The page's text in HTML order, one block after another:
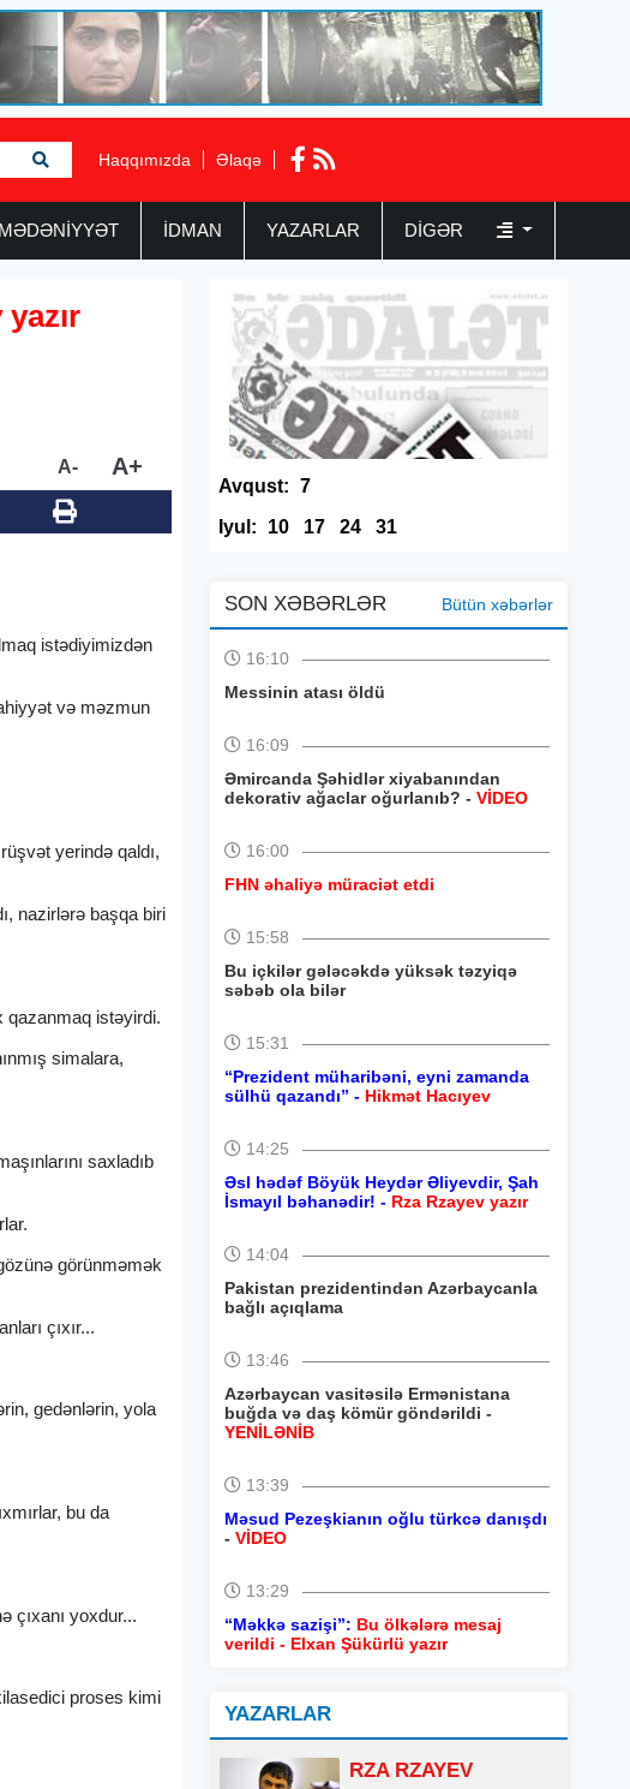
Haqqımızda Əlaqə
MƏDƏNİYYƏT İDMAN YAZARLAR DIGƏR
A- A+
istədiyimizdən
və məzmun
yerində qaldı,
nazirlərə başqa biri
qazanmaq istəyirdi.
simalara,
saxladıb
görünməmək
çıxır...
gedənlərin, yola
bu da
çıxanı yoxdur...
proses kimi
Avqust: 7
Iyul:
10 17 24 31
SON XƏBƏRLƏR Bütün xəbərlər
16:10
Messinin atası öldü
16:09
Əmircanda Şəhidlər xiyabanından
dekorativ ağaclar oğurlanıb? - VİDEO
16:00
FHN əhaliyə müraciət etdi
15:58
Bu içkilər gələcəkdə yüksək təzyiqə
səbəb ola bilər
15:31
“Prezident müharibəni, eyni zamanda
sülhü qazandı” - Hikmət Hacıyev
14:25
Əsl hədəf Böyük Heydər Əliyevdir, Şah
İsmayıl bəhanədir! - Rza Rzayev yazır
14:04
Pakistan prezidentindən Azərbaycanla
bağlı açıqlama
13:46
Azərbaycan vasitəsilə Ermənistana
buğda və daş kömür göndərildi -
YENİLƏNİB
13:39
Məsud Pezeşkianın oğlu türkcə danışdı
- VİDEO
13:29
“Məkkə sazişi”: Bu ölkələrə mesaj
verildi - Elxan Şükürlü yazır
YAZARLAR
RZA RZAYEV